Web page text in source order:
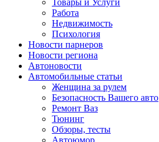
Работа
Недвижимость
Психология
Новости парнеров
Новости региона
Автоновости
Автомобильные статьи
Женщина за рулем
Безопасность Вашего авто
Ремонт Ваз
Тюнинг
Обзоры, тесты
Автоюмор